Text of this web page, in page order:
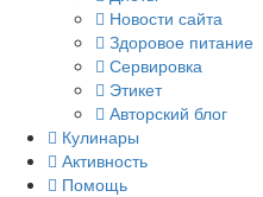
Новости сайта
Здоровое питание
Сервировка
Этикет
Авторский блог
Кулинары
Активность
Помощь